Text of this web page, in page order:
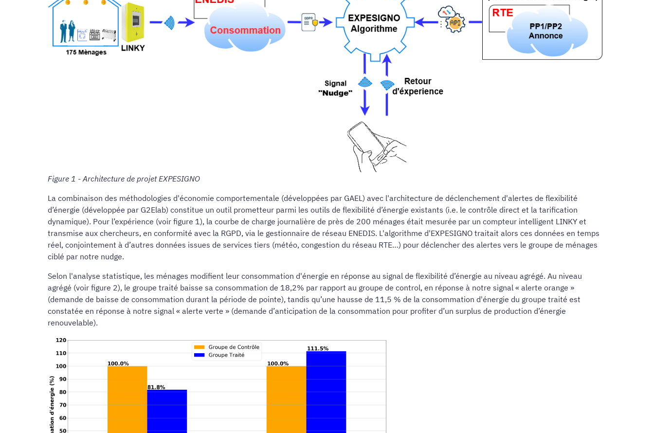
Figure 1 - Architecture de projet EXPESIGNO
La combinaison des méthodologies d'économie comportementale (développées par GAEL) avec l'architecture de déclenchement d'alertes de flexibilité
d’énergie (développée par G2Elab) constitue un outil prometteur parmi les outils de flexibilité d’énergie existants (i.e. le contrôle direct et la tarification
dynamique). Pour l’expérience (voir figure 1), la courbe de charge journalière de près de 200 ménages était mesurée par un compteur intelligent LINKY et
transmise aux chercheurs, en conformité avec la RGPD, via le gestionnaire de réseau ENEDIS. L'algorithme d'EXPESIGNO traitait alors ces données en temps
réel, conjointement à d’autres données issues de services tiers (météo, congestion du réseau RTE…) pour déclencher des alertes vers le groupe de ménages
ciblé par notre nudge.
Selon l'analyse statistique, les ménages modifient leur consommation d'énergie en réponse au signal de flexibilité d’énergie au niveau agrégé. Au niveau
agrégé (voir figure 2), le groupe traité baisse sa consommation de 18,2% par rapport au groupe de control, en réponse à notre signal « alerte orange »
(demande de baisse de consommation durant la période de pointe), tandis qu’une hausse de 11,5 % de la consommation d'énergie du groupe traité est
constatée en réponse à notre signal « alerte verte » (demande d’anticipation de la consommation pour profiter d’un surplus de production d’énergie
renouvelable).